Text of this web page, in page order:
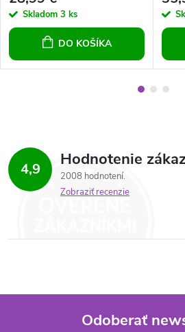
Skladom 3 ks
DO KOŠÍKA
4,9 Hodnotenie
2008 hodnotení
Zobraziť recenzie
Odoberať